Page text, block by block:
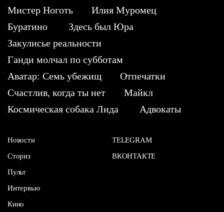
Мистер Ноготь
Илия Муромец
Буратино
Здесь был Юра
Закулисье реальности
Ганди молчал по субботам
Аватар: Семь убежищ
Отпечатки
Счастлив, когда ты нет
Майкл
Космическая собака Лида
Адвокаты
Новости
Сториз
Пульт
Интервью
Кино
TELEGRAM
ВКОНТАКТЕ